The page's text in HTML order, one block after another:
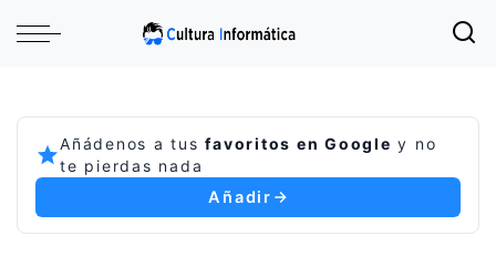
Añádenos a tusfavoritos en Google y no
te pierdas nada
Añadir